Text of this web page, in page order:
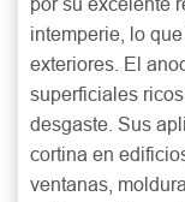
intemperie, lo
exteriores. El
superficiales
desgaste. Sus
cortina en
ventanas,